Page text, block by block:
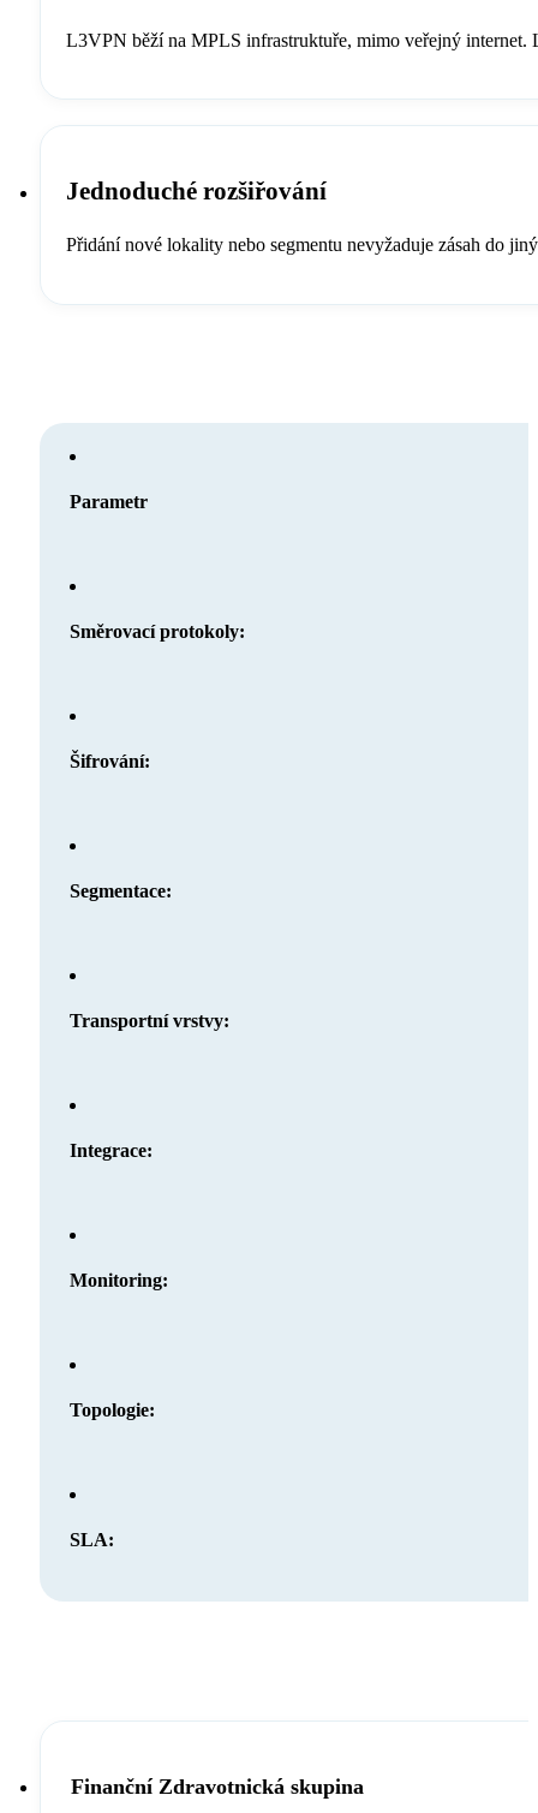
L3VPN běží na MPLS infrastruktuře, mimo veřejný
Jednoduché rozšiřování
Přidání nové lokality nebo segmentu nevyžaduje zásah do
Parametr
Směrovací protokoly:
Šifrování:
Segmentace:
Transportní vrstvy:
Integrace:
Monitoring:
Topologie:
SLA:
Finanční Zdravotnická skupina